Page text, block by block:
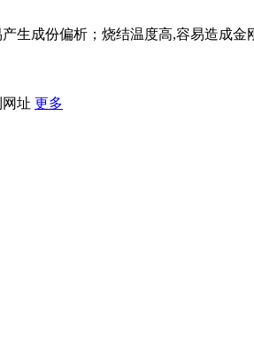
生成份偏析；烧结温度高,容易造成
址 更多